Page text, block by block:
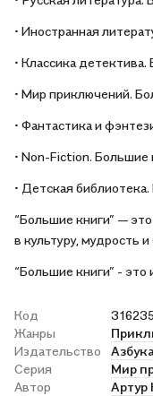
• Иностранная
• Классика
• Мир приключений.
• Фантастика и
• Non-Fiction. Большие
• Детская
“Большие книги” —
в культуру, мудрость
“Большие книги” - это
Код
Жанры
Издательство
Серия
Мир
Автор
Артур